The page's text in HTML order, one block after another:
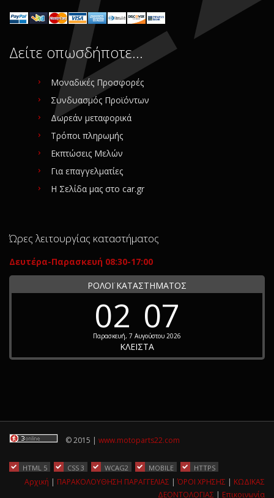
Δείτε οπωσδήποτε…
Μοναδικές Προσφορές
Συνδυασμός Προϊόντων
Δωρεάν μεταφορικά
Τρόποι πληρωμής
Εκπτώσεις Μελών
Για επαγγελματίες
Η Σελίδα μας στο car.gr
Ώρες λειτουργίας καταστήματος
Δευτέρα-Παρασκευή 08:30-17:00
ΡΟΛΟΪ ΚΑΤΑΣΤΗΜΑΤΟΣ
02 07
Παρασκευή, 7 Αυγούστου 2026
ΚΛΕΙΣΤΑ
© 2015 | www.motoparts22.com
HTML 5 CSS 3 WCAG2 MOBILE HTTPS
Αρχική | ΠΑΡΑΚΟΛΟΥΘΗΣΗ ΠΑΡΑΓΓΕΛΙΑΣ |ΌΡΟΙ ΧΡΗΣΗΣ | ΚΩΔΙΚΑΣ
ΔΕΟΝΤΟΛΟΓΙΑΣ | Επικοινωνία